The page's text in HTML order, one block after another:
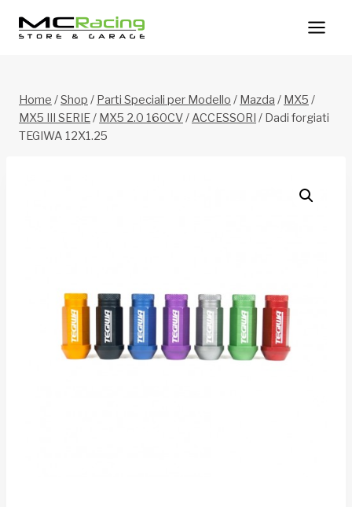
Home /Shop / Parti Speciali per Modello / Mazda / MX5 /
MX5 III SERIE/ MX5 2.0 160CV/ACCESSORI / Dadi forgiati
TEGIWA 12X1.25